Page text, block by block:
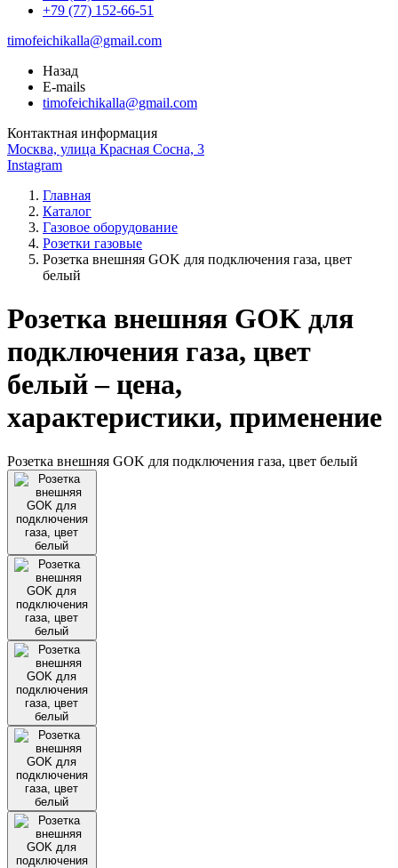
+79 (77) 152-66-51
timofeichikalla@gmail.com
Назад
E-mails
timofeichikalla@gmail.com
Контактная информация
Москва, улица Красная Сосна, 3
Instagram
Главная
Каталог
Газовое оборудование
Розетки газовые
Розетка внешняя GOK для подключения газа, цвет
белый
Розетка внешняя GOK для
подключения газа, цвет
белый – цена,
характеристики, применение
Розетка внешняя GOK для подключения газа, цвет белый